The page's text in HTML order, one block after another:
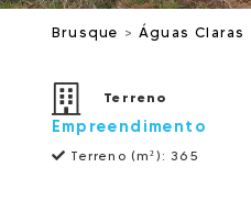
Brusque >Águas Claras
Terreno
Empreendimento
Terreno (m²):365